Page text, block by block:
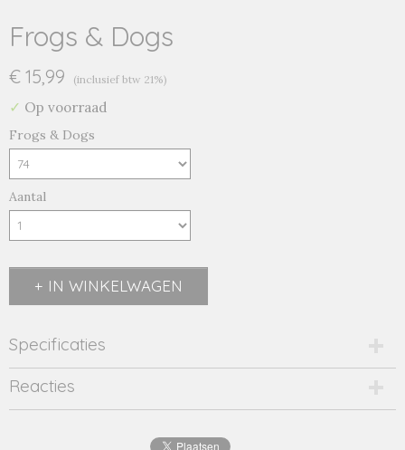
Frogs & Dogs
€ 15,99 (inclusief btw 21%)
✓ Op voorraad
Frogs & Dogs
Aantal
IN WINKELWAGEN
Specificaties
Productcode
23033015-15885
Reacties